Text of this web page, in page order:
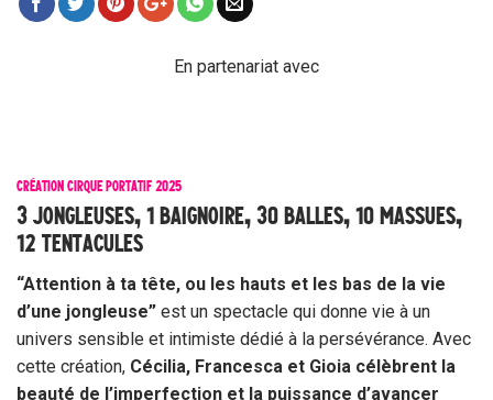
En partenariat avec
CRÉATION CIRQUE PORTATIF 2025
3 JONGLEUSES, 1 BAIGNOIRE, 30 BALLES, 10 MASSUES,
12 TENTACULES
“Attention à ta tête, ou les hauts et les bas de la vie
d’une jongleuse” est un spectacle qui donne vie à un
univers sensible et intimiste dédié à la persévérance. Avec
cette création, Cécilia, Francesca et Gioia célèbrent la
beauté de l’imperfection et la puissance d’avancer